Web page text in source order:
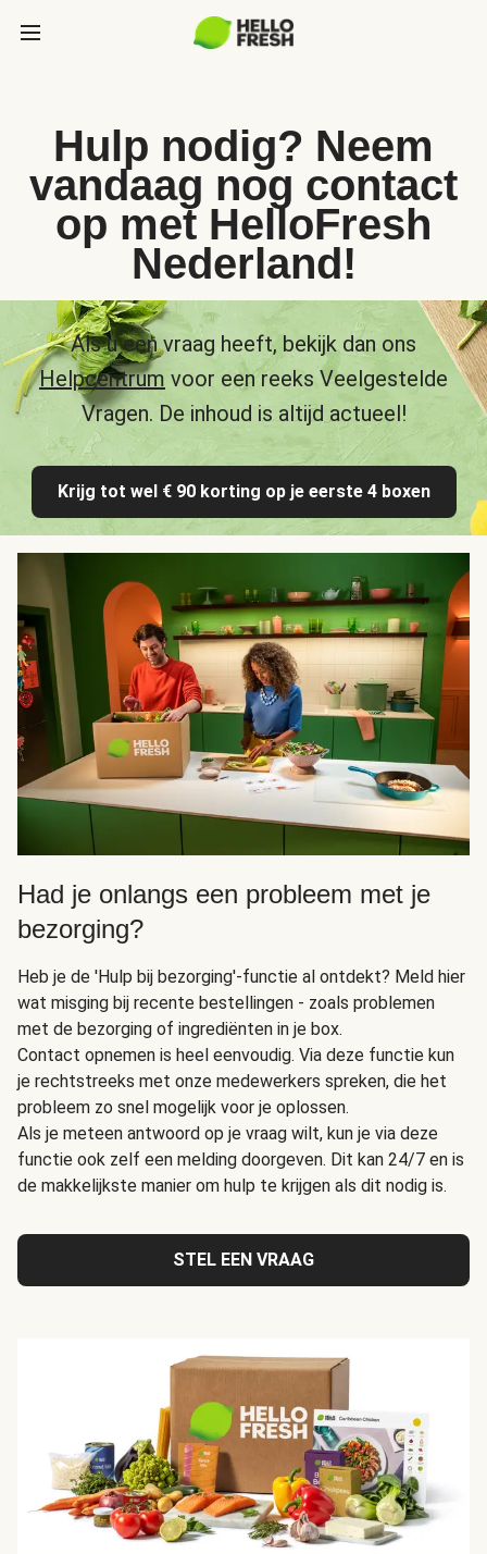
Hulp nodig? Neem
vandaag nog contact
op met HelloFresh
Nederland!
Als u een vraag heeft, bekijk dan ons
Helpcentrum voor een reeks Veelgestelde
Vragen. De inhoud is altijd actueel!
Krijg tot wel € 90 korting op je eerste 4 boxen
Had je onlangs een probleem met je
bezorging?
Heb je de 'Hulp bij bezorging'-functie al ontdekt? Meld hier
wat misging bij recente bestellingen - zoals problemen
met de bezorging of ingrediënten in je box.
Contact opnemen is heel eenvoudig. Via deze functie kun
je rechtstreeks met onze medewerkers spreken, die het
probleem zo snel mogelijk voor je oplossen.
Als je meteen antwoord op je vraag wilt, kun je via deze
functie ook zelf een melding doorgeven. Dit kan 24/7 en is
de makkelijkste manier om hulp te krijgen als dit nodig is.
STEL EEN VRAAG